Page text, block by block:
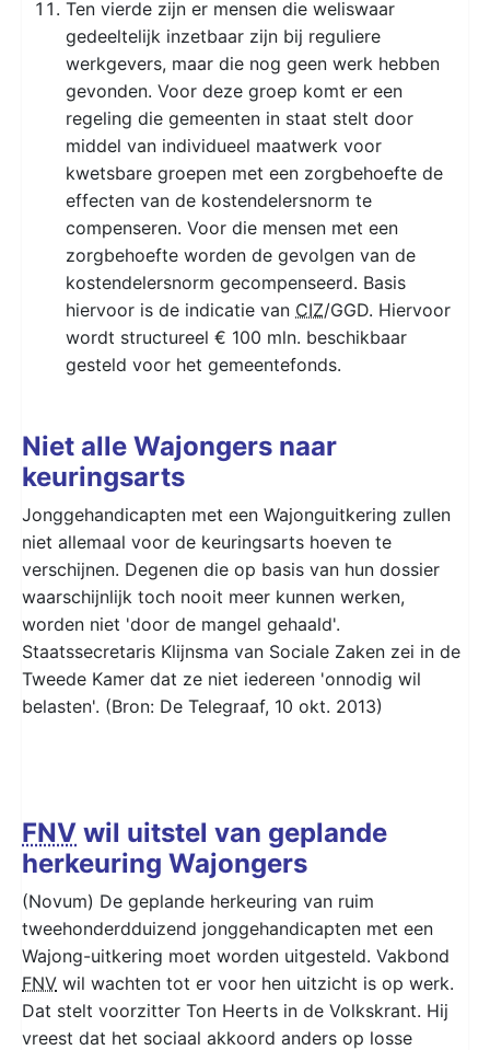
Ten vierde zijn er mensen die weliswaar
gedeeltelijk inzetbaar zijn bij reguliere
werkgevers, maar die nog geen werk hebben
gevonden. Voor deze groep komt er een
regeling die gemeenten in staat stelt door
middel van individueel maatwerk voor
kwetsbare groepen met een zorgbehoefte de
effecten van de kostendelersnorm te
compenseren. Voor die mensen met een
zorgbehoefte worden de gevolgen van de
kostendelersnorm gecompenseerd. Basis
hiervoor is de indicatie van CIZ/GGD. Hiervoor
wordt structureel € 100 mln. beschikbaar
gesteld voor het gemeentefonds.
Niet alle Wajongers naar
keuringsarts
Jonggehandicapten met een Wajonguitkering zullen
niet allemaal voor de keuringsarts hoeven te
verschijnen. Degenen die op basis van hun dossier
waarschijnlijk toch nooit meer kunnen werken,
worden niet 'door de mangel gehaald'.
Staatssecretaris Klijnsma van Sociale Zaken zei in de
Tweede Kamer dat ze niet iedereen 'onnodig wil
belasten'. (Bron: De Telegraaf, 10 okt. 2013)
FNV wil uitstel van geplande
herkeuring Wajongers
(Novum) De geplande herkeuring van ruim
tweehonderdduizend jonggehandicapten met een
Wajong-uitkering moet worden uitgesteld. Vakbond
FNV wil wachten tot er voor hen uitzicht is op werk.
Dat stelt voorzitter Ton Heerts in de Volkskrant. Hij
vreest dat het sociaal akkoord anders op losse